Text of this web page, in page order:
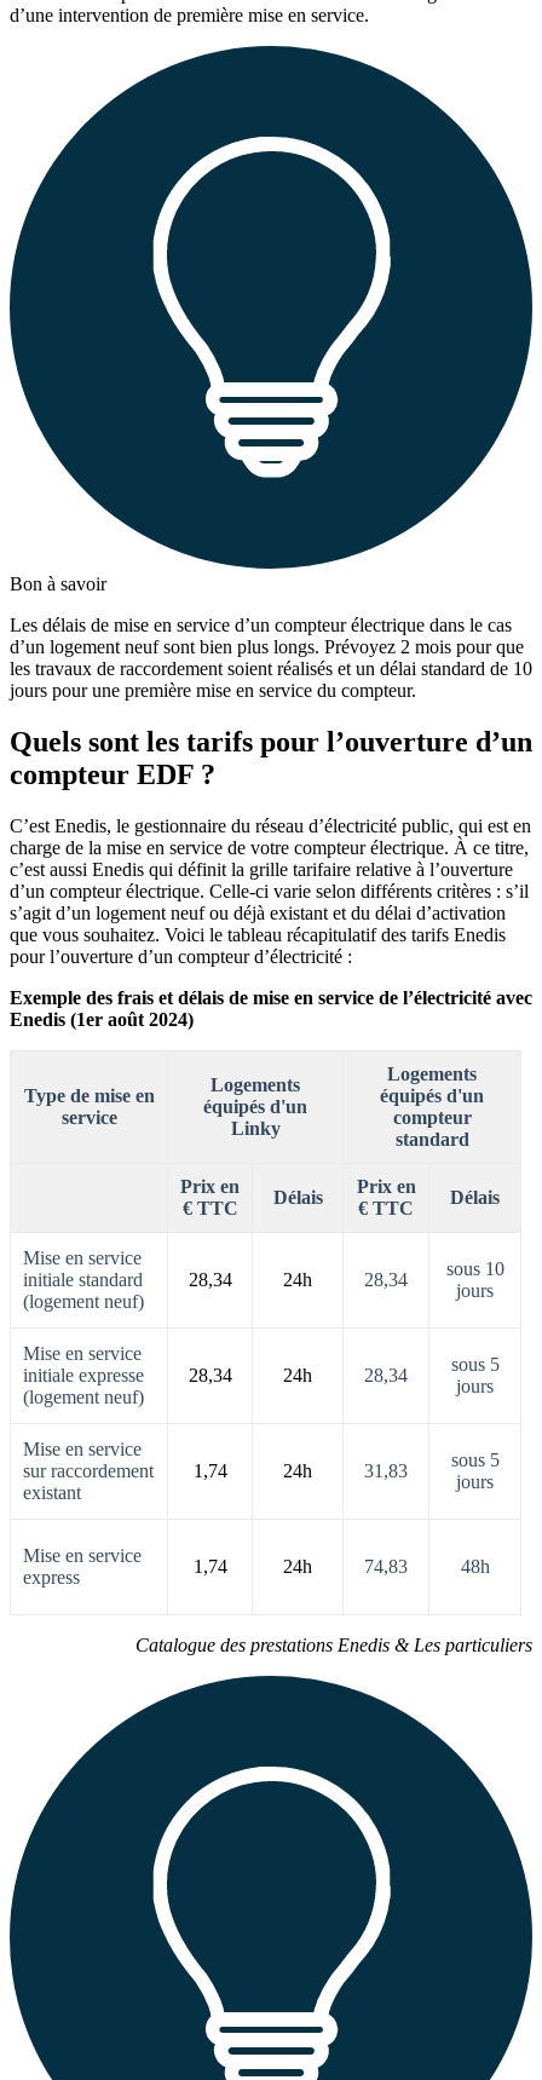
d’une intervention de première mise en service.
Bon à savoir
Les délais de mise en service d’un compteur électrique dans le cas
d’un logement neuf sont bien plus longs. Prévoyez 2 mois pour que
les travaux de raccordement soient réalisés et un délai standard de 10
jours pour une première mise en service du compteur.
Quels sont les tarifs pour l’ouverture d’un
compteur EDF ?
C’est Enedis, le gestionnaire du réseau d’électricité public, qui est en
charge de la mise en service de votre compteur électrique. À ce titre,
c’est aussi Enedis qui définit la grille tarifaire relative à l’ouverture
d’un compteur électrique. Celle-ci varie selon différents critères : s’il
s’agit d’un logement neuf ou déjà existant et du délai d’activation
que vous souhaitez. Voici le tableau récapitulatif des tarifs Enedis
pour l’ouverture d’un compteur d’électricité :
Exemple des frais et délais de mise en service de l’électricité avec
Enedis (1er août 2024)
Type de mise en
service
Logements
équipés d'un
Linky
Logements
équipés d'un
compteur
standard
Prix en
€ TTC
Délais
Prix en
€ TTC
Délais
Mise en service
initiale standard
(logement neuf)
28,34 24h 28,34
sous 10
jours
Mise en service
initiale expresse
(logement neuf)
28,34 24h 28,34
sous 5
jours
Mise en service
sur raccordement
existant
1,74 24h 31,83
sous 5
jours
Mise en service
express
1,74 24h 74,83 48h
Catalogue des prestations Enedis & Les particuliers